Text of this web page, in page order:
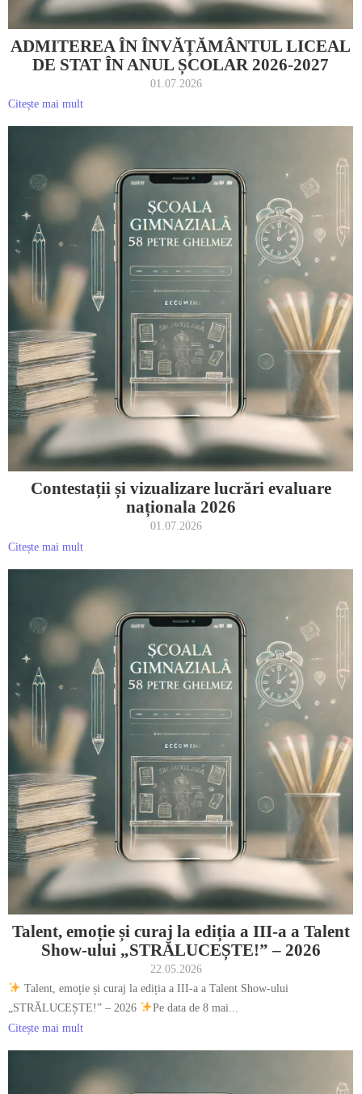
ADMITEREA ÎN ÎNVĂȚĂMÂNTUL LICEAL
DE STAT ÎN ANUL ȘCOLAR 2026-2027
01.07.2026
Citește mai mult
Contestații și vizualizare lucrări evaluare
naționala 2026
01.07.2026
Citește mai mult
Talent, emoție și curaj la ediția a III-a a Talent
Show-ului „STRĂLUCEȘTE!” – 2026
22.05.2026
Talent, emoție și curaj la ediția a III-a a Talent Show-ului
„STRĂLUCEȘTE!” – 2026
Pe data de 8 mai...
Citește mai mult